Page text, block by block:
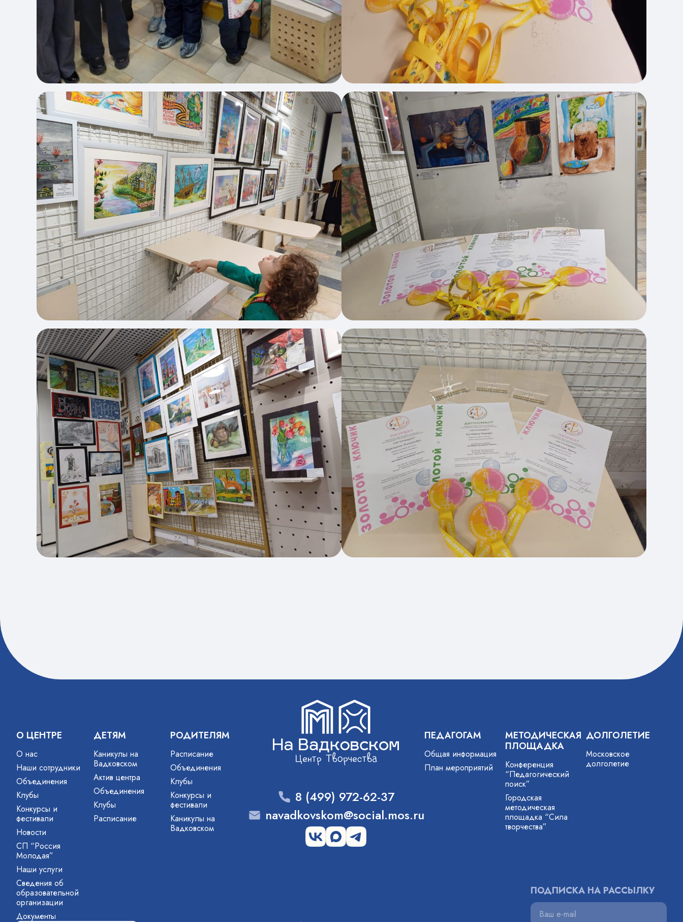
О ЦЕНТРЕ
О нас
Наши сотрудники
Объединения
Клубы
Конкурсы и
фестивали
Новости
СП “Россия
Молодая”
Наши услуги
Сведения об
образовательной
организации
Документы
ДЕТЯМ
Каникулы на
Вадковском
Актив центра
Объединения
Клубы
Расписание
РОДИТЕЛЯМ
Расписание
Объединения
Клубы
Конкурсы и
фестивали
Каникулы на
Вадковском
8 (499) 972-62-37
navadkovskom@social.mos.ru
ПЕДАГОГАМ
Общая информация
План мероприятий
МЕТОДИЧЕСКАЯ
ПЛОЩАДКА
Конференция
“Педагогический
поиск”
Городская
методическая
площадка “Сила
творчества”
ДОЛГОЛЕТИЕ
Московское
долголетие
ПОДПИСКА НА РАССЫЛКУ